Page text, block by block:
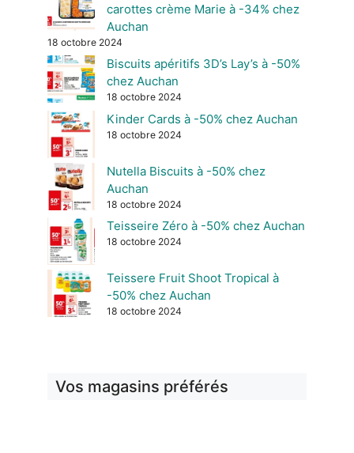
carottes crème Marie à -34% chez
Auchan
18 octobre 2024
Biscuits apéritifs 3D’s Lay’s à -50%
chez Auchan
18 octobre 2024
Kinder Cards à -50% chez Auchan
18 octobre 2024
Nutella Biscuits à -50% chez
Auchan
18 octobre 2024
Teisseire Zéro à -50% chez Auchan
18 octobre 2024
Teissere Fruit Shoot Tropical à
-50% chez Auchan
18 octobre 2024
Vos magasins préférés